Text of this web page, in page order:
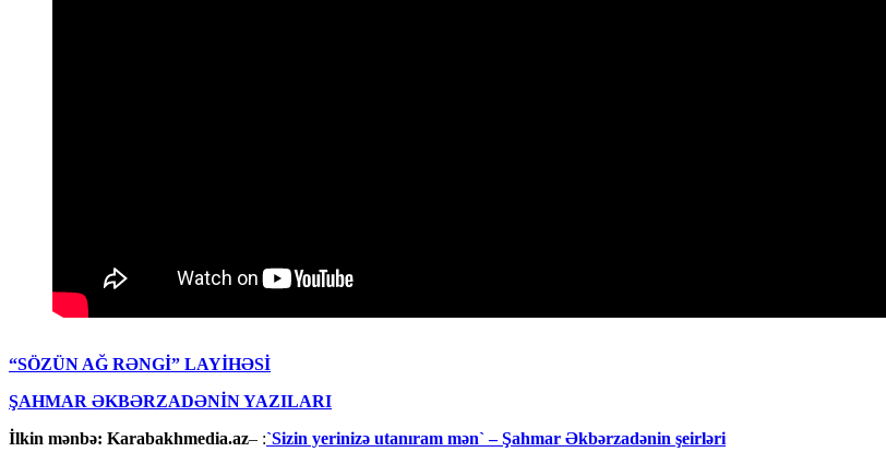
“SÖZÜN AĞ RƏNGİ” LAYİHƏSİ
ŞAHMAR ƏKBƏRZADƏNİN YAZILARI
İlkin mənbə: Karabakhmedia.az– :`Sizin yerinizə utanıram mən` – Şahmar Əkbərzadənin şeirləri